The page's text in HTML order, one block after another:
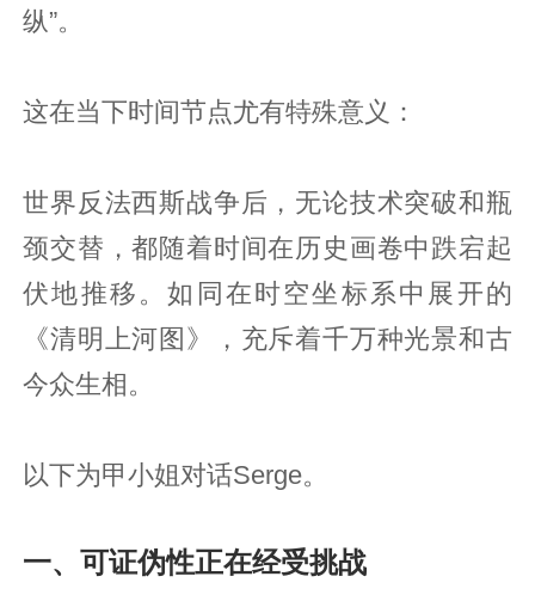
纵”。
这在当下时间节点尤有特殊意义：
世界反法西斯战争后，无论技术突破和瓶
颈交替，都随着时间在历史画卷中跌宕起
伏地推移。如同在时空坐标系中展开的
《清明上河图》，充斥着千万种光景和古
今众生相。
以下为甲小姐对话Serge。
一、可证伪性正在经受挑战